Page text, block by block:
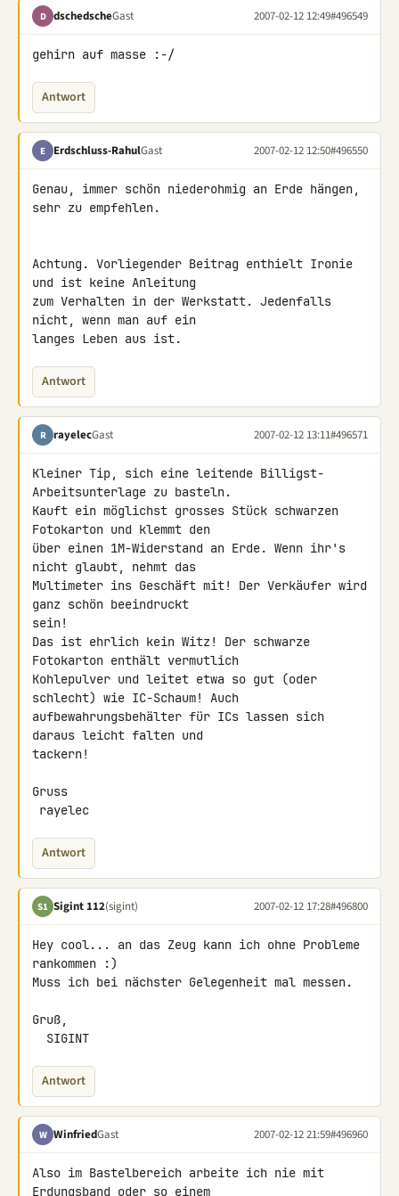
D dschedscheGast 2007-02-12 12:49#496549
gehirn auf masse :-/
Antwort
E Erdschluss-RahulGast 2007-02-12 12:50#496550
Genau, immer schön niederohmig an Erde hängen,
sehr zu empfehlen.
Achtung. Vorliegender Beitrag enthielt Ironie
und ist keine Anleitung
zum Verhalten in der Werkstatt. Jedenfalls
nicht, wenn man auf ein
langes Leben aus ist.
Antwort
R rayelecGast 2007-02-12 13:11#496571
Kleiner Tip, sich eine leitende Billigst-
Arbeitsunterlage zu basteln.
Kauft ein möglichst grosses Stück schwarzen
Fotokarton und klemmt den
über einen 1M-Widerstand an Erde. Wenn ihr's
nicht glaubt, nehmt das
Multimeter ins Geschäft mit! Der Verkäufer wird
ganz schön beeindruckt
sein!
Das ist ehrlich kein Witz! Der schwarze
Fotokarton enthält vermutlich
Kohlepulver und leitet etwa so gut (oder
schlecht) wie IC-Schaum! Auch
aufbewahrungsbehälter für ICs lassen sich
daraus leicht falten und
tackern!
Gruss
rayelec
Antwort
S1 Sigint 112(sigint) 2007-02-12 17:28#496800
Hey cool... an das Zeug kann ich ohne Probleme
rankommen :)
Muss ich bei nächster Gelegenheit mal messen.
Gruß,
  SIGINT
Antwort
W WinfriedGast 2007-02-12 21:59#496960
Also im Bastelbereich arbeite ich nie mit
Erdungsband oder so einem